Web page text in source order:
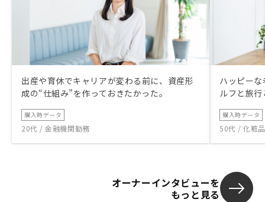
出産や育休でキャリアが変わる前に、資産形
成の“仕組み”を作っておきたかった。
購入時データ
20代 / 金融機関勤務
ハッピー
ルフと旅
購入時データ
50代 / 化粧
オーナーインタビューを
もっと見る